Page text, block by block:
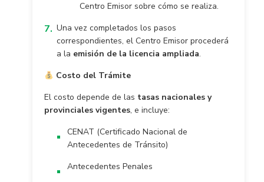
Centro Emisor sobre cómo se realiza.
Una vez completados los pasos
correspondientes, el Centro Emisor procederá
a la emisión de la licencia ampliada.
Costo del Trámite
El costo depende de las tasas nacionales y
provinciales vigentes, e incluye:
CENAT (Certificado Nacional de
Antecedentes de Tránsito)
Antecedentes Penales